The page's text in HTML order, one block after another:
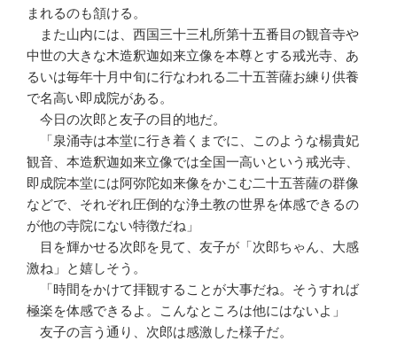
まれるのも頷ける。
また山内には、西国三十三札所第十五番目の観音寺や
中世の大きな木造釈迦如来立像を本尊とする戒光寺、あ
るいは毎年十月中旬に行なわれる二十五菩薩お練り供養
で名高い即成院がある。
今日の次郎と友子の目的地だ。
「泉涌寺は本堂に行き着くまでに、このような楊貴妃
観音、本造釈迦如来立像では全国一高いという戒光寺、
即成院本堂には阿弥陀如来像をかこむ二十五菩薩の群像
などで、それぞれ圧倒的な浄土教の世界を体感できるの
が他の寺院にない特徴だね」
目を輝かせる次郎を見て、友子が「次郎ちゃん、大感
激ね」と嬉しそう。
「時間をかけて拝観することが大事だね。そうすれば
極楽を体感できるよ。こんなところは他にはないよ」
友子の言う通り、次郎は感激した様子だ。